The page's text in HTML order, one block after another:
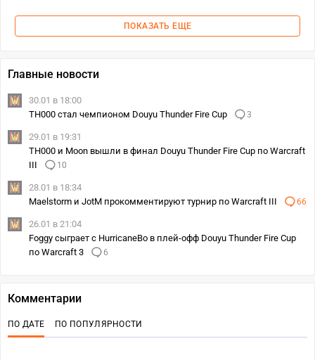
ПОКАЗАТЬ ЕЩЕ
Главные новости
30.01 в 18:00
TH000 стал чемпионом Douyu Thunder Fire Cup
3
29.01 в 19:31
TH000 и Moon вышли в финал Douyu Thunder Fire Cup по Warcraft
III
10
28.01 в 18:34
Maelstorm и JotM прокомментируют турнир по Warcraft III
66
26.01 в 21:04
Foggy сыграет с HurricaneBo в плей-офф Douyu Thunder Fire Cup
по Warcraft 3
6
Комментарии
ПО ДАТЕ ПО ПОПУЛЯРНОСТИ